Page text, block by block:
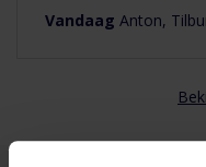
Vandaag Anton,